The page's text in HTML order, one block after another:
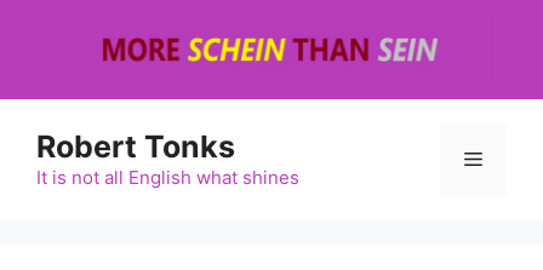
Robert Tonks
It is not all English what shines
Menü